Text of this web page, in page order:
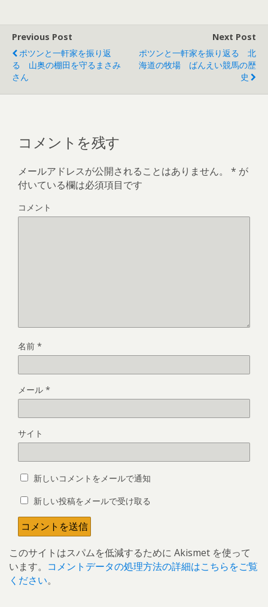
で
開
き
ま
す
)
Previous Post
ポツンと一軒家を振り返
る 山奥の棚田を守るまさみ
さん
Next Post
ポツンと一軒家を振り返る 北
海道の牧場 ばんえい競馬の歴
史
コメントを残す
メールアドレスが公開されることはありません。 * が
付いている欄は必須項目です
コメント
名前 *
メール *
サイト
新しいコメントをメールで通知
新しい投稿をメールで受け取る
このサイトはスパムを低減するために Akismet を使って
います。 コメントデータの処理方法の詳細はこちらをご覧
ください。